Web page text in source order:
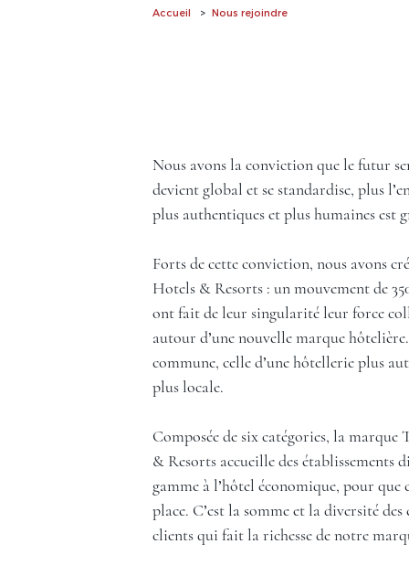
Accueil Nous rejoindre
Nous avons la conviction que le futur
devient global et se standardise, plus
plus authentiques et plus humaines est
Forts de cette conviction, nous avons
Hotels & Resorts : un mouvement de
ont fait de leur singularité leur force
autour d’une nouvelle marque
commune, celle d’une hôtellerie plus
plus locale.
Composée de six catégories, la
& Resorts accueille des établissements
gamme à l’hôtel économique, pour que
place. C’est la somme et la diversité
clients qui fait la richesse de notre